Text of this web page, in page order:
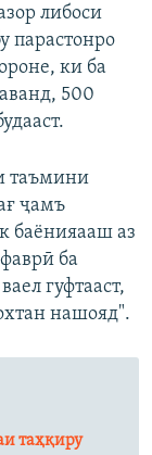
либоси
парастонро
ки ба
500
таъмини
ҷамъ
баёнияааш аз
ба
гуфтааст,
нашояд".
таҳқиру